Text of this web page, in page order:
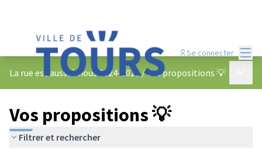
Se connecter
La rue est aussi à nous 2024-2025 /Vos propositions 💡
Vos propositions 💡
Filtrer et rechercher